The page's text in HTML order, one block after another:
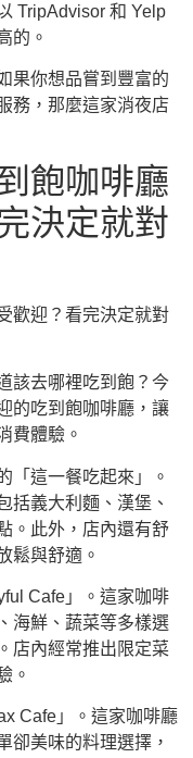
TripAdvisor 和 Yelp
的。
果你想品嘗到豐富的
務，那麼這家消夜店
飽咖啡廳
決定就對
歡迎？看完決定就對
該去哪裡吃到飽？今
的吃到飽咖啡廳，讓
費體驗。
「這一餐吃起來」。
括義大利麵、漢堡、
。此外，店內還有舒
鬆與舒適。
Cafe」。這家咖啡
海鮮、蔬菜等多樣選
店內經常推出限定菜
。
Cafe」。這家咖啡廳
卻美味的料理選擇，